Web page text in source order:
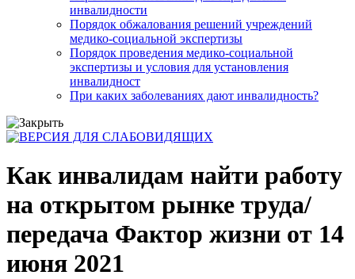
инвалидности
Порядок обжалования решений учреждений
медико-социальной экспертизы
Порядок проведения медико-социальной
экспертизы и условия для установления
инвалидност
При каких заболеваниях дают инвалидность?
Как инвалидам найти работу
на открытом рынке труда/
передача Фактор жизни от 14
июня 2021